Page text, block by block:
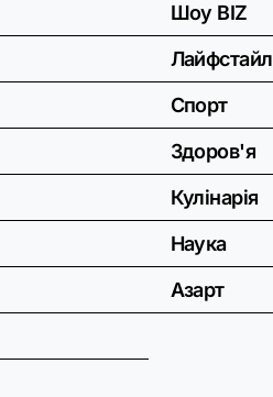
Шоу BIZ
Лайфстайл
Спорт
Здоров'я
Кулінарія
Наука
Азарт